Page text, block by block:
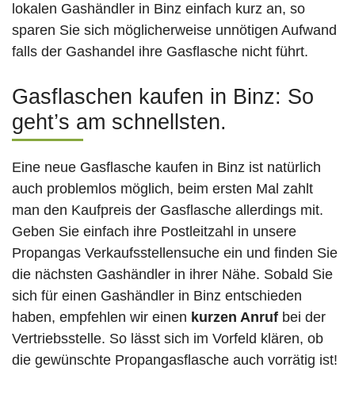
lokalen Gashändler in Binz einfach kurz an, so
sparen Sie sich möglicherweise unnötigen Aufwand
falls der Gashandel ihre Gasflasche nicht führt.
Gasflaschen kaufen in Binz: So
geht’s am schnellsten.
Eine neue Gasflasche kaufen in Binz ist natürlich
auch problemlos möglich, beim ersten Mal zahlt
man den Kaufpreis der Gasflasche allerdings mit.
Geben Sie einfach ihre Postleitzahl in unsere
Propangas Verkaufsstellensuche ein und finden Sie
die nächsten Gashändler in ihrer Nähe. Sobald Sie
sich für einen Gashändler in Binz entschieden
haben, empfehlen wir einen kurzen Anruf bei der
Vertriebsstelle. So lässt sich im Vorfeld klären, ob
die gewünschte Propangasflasche auch vorrätig ist!